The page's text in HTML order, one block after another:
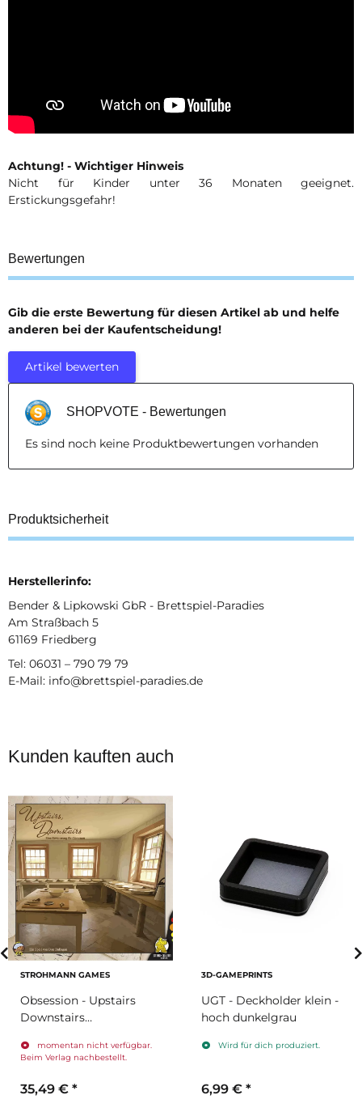
Achtung! - Wichtiger Hinweis
Nicht für Kinder unter 36 Monaten geeignet.
Erstickungsgefahr!
Bewertungen
Gib die erste Bewertung für diesen Artikel ab und helfe
anderen bei der Kaufentscheidung!
Artikel bewerten
SHOPVOTE - Bewertungen
Es sind noch keine Produktbewertungen vorhanden
Produktsicherheit
Herstellerinfo:
Bender & Lipkowski GbR - Brettspiel-Paradies
Am Straßbach 5
61169 Friedberg
Tel: 06031 – 790 79 79
E-Mail: info@brettspiel-paradies.de
Kunden kauften auch
STROHMANN GAMES
Obsession - Upstairs
Downstairs
momentan nicht verfügbar.
Beim Verlag nachbestellt.
35,49 € *
3D-GAMEPRINTS
UGT - Deckholder klein -
hoch dunkelgrau
Wird für dich produziert.
6,99 € *